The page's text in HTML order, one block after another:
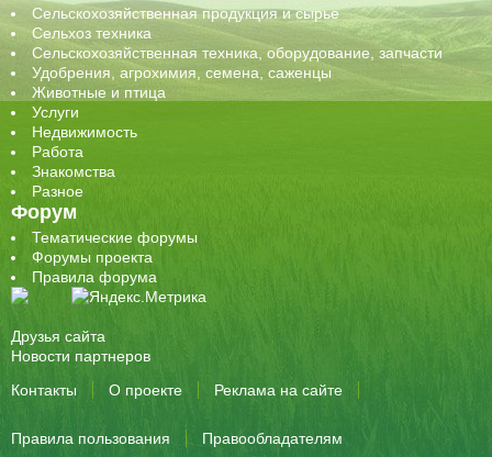
Сельскохозяйственная продукция и сырье
Сельхоз техника
Сельскохозяйственная техника, оборудование, запчасти
Удобрения, агрохимия, семена, саженцы
Животные и птица
Услуги
Недвижимость
Работа
Знакомства
Разное
Форум
Тематические форумы
Форумы проекта
Правила форума
Друзья сайта
Новости партнеров
Контакты
О проекте Реклама на сайте
Правила пользования Правообладателям